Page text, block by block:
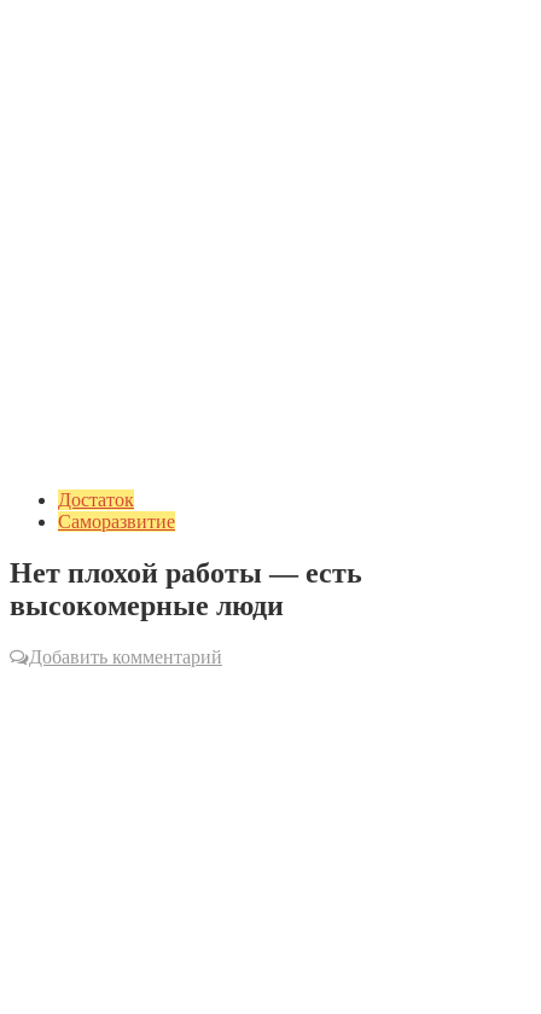
Достаток
Саморазвитие
Нет плохой работы — есть
высокомерные люди
Добавить комментарий